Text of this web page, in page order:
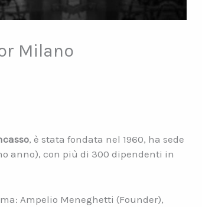
Milano
, è stata fondata nel 1960, ha sede
anno), con più di 300 dipendenti in
Ampelio Meneghetti (Founder),